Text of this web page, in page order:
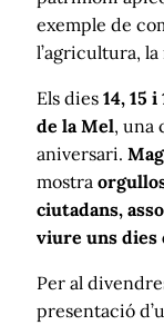
exemple de
l’agricultura,
Els dies 14, 15
de la Mel, una
aniversari.
mostra
ciutadans,
viure uns dies
Per al
presentació